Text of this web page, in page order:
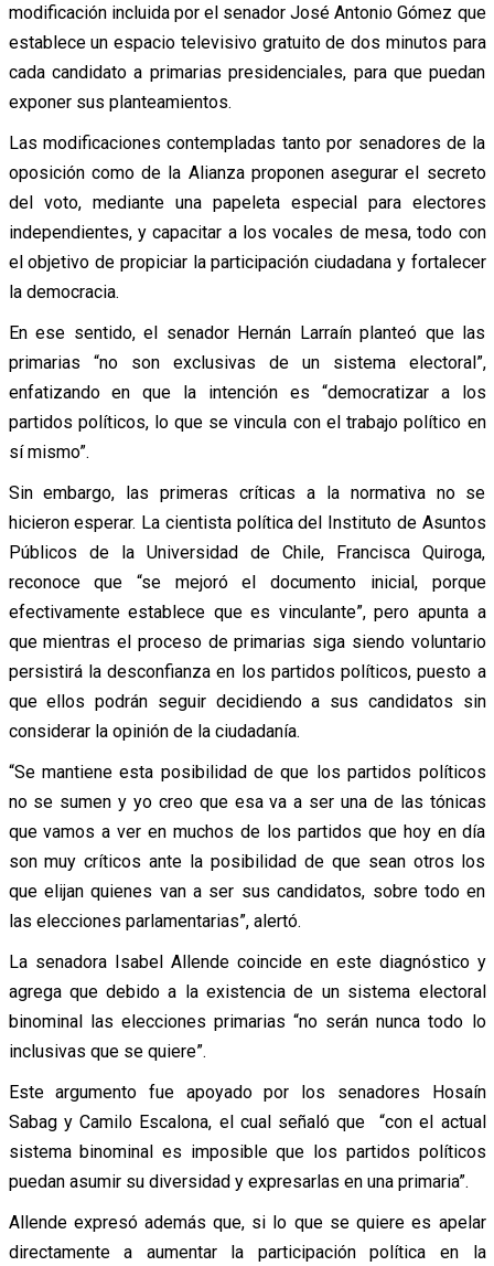
modificación incluida por el senador José Antonio Gómez que
establece un espacio televisivo gratuito de dos minutos para
cada candidato a primarias presidenciales, para que puedan
exponer sus planteamientos.
Las modificaciones contempladas tanto por senadores de la
oposición como de la Alianza proponen asegurar el secreto
del voto, mediante una papeleta especial para electores
independientes, y capacitar a los vocales de mesa, todo con
el objetivo de propiciar la participación ciudadana y fortalecer
la democracia.
En ese sentido, el senador Hernán Larraín planteó que las
primarias “no son exclusivas de un sistema electoral”,
enfatizando en que la intención es “democratizar a los
partidos políticos, lo que se vincula con el trabajo político en
sí mismo”.
Sin embargo, las primeras críticas a la normativa no se
hicieron esperar. La cientista política del Instituto de Asuntos
Públicos de la Universidad de Chile, Francisca Quiroga,
reconoce que “se mejoró el documento inicial, porque
efectivamente establece que es vinculante”, pero apunta a
que mientras el proceso de primarias siga siendo voluntario
persistirá la desconfianza en los partidos políticos, puesto a
que ellos podrán seguir decidiendo a sus candidatos sin
considerar la opinión de la ciudadanía.
“Se mantiene esta posibilidad de que los partidos políticos
no se sumen y yo creo que esa va a ser una de las tónicas
que vamos a ver en muchos de los partidos que hoy en día
son muy críticos ante la posibilidad de que sean otros los
que elijan quienes van a ser sus candidatos, sobre todo en
las elecciones parlamentarias”, alertó.
La senadora Isabel Allende coincide en este diagnóstico y
agrega que debido a la existencia de un sistema electoral
binominal las elecciones primarias “no serán nunca todo lo
inclusivas que se quiere”.
Este argumento fue apoyado por los senadores Hosaín
Sabag y Camilo Escalona, el cual señaló que “con el actual
sistema binominal es imposible que los partidos políticos
puedan asumir su diversidad y expresarlas en una primaria”.
Allende expresó además que, si lo que se quiere es apelar
directamente a aumentar la participación política en la